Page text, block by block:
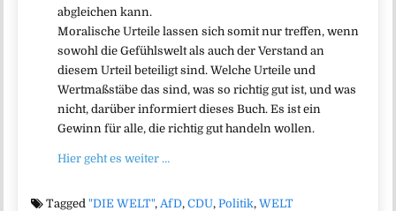
abgleichen kann.
Moralische Urteile lassen sich somit nur treffen, wenn
sowohl die Gefühlswelt als auch der Verstand an
diesem Urteil beteiligt sind. Welche Urteile und
Wertmaßstäbe das sind, was so richtig gut ist, und was
nicht, darüber informiert dieses Buch. Es ist ein
Gewinn für alle, die richtig gut handeln wollen.
Hier geht es weiter …
Tagged"DIE WELT", AfD,CDU,Politik,WELT